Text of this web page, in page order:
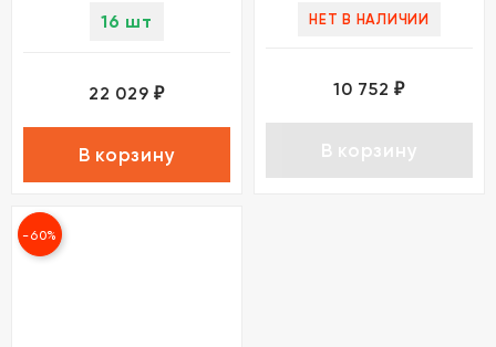
16 шт
22 029₽
В корзину
НЕТ В НАЛИЧИИ
10 752₽
В корзину
-60%